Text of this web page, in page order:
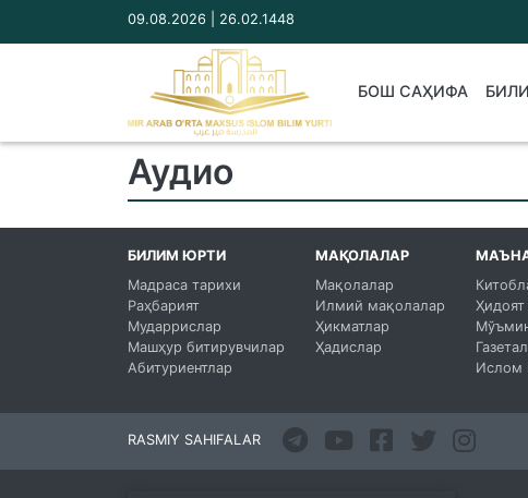
09.08.2026 | 26.02.1448
БОШ САҲИФА
Аудио
БИЛИМ ЮРТИ
Мадраса тарихи
Раҳбарият
Мударрислар
Машҳур битирувчилар
Абитуриентлар
МАҚОЛАЛАР
Мақолалар
Илмий мақолалар
Ҳикматлар
Ҳадислар
Ислом
RASMIY SAHIFALAR